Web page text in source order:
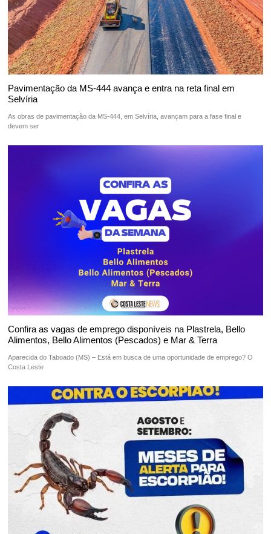
Pavimentação da MS-444 avança e entra na reta final em
Selvíria
As obras de pavimentação da MS-444, em Selvíria, avançam para a fase final e
devem ser
Confira as vagas de emprego disponíveis na Plastrela, Bello
Alimentos, Bello Alimentos (Pescados) e Mar & Terra
Aparecida do Taboado (MS) – Está em busca de uma oportunidade de emprego? O
Costa Leste